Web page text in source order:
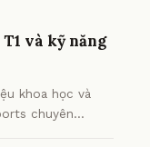
và kỹ năng
khoa học và
chuyên